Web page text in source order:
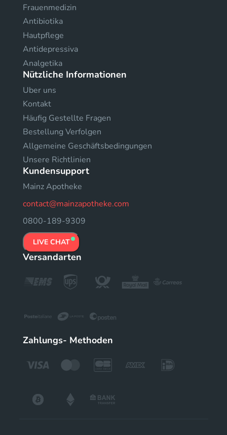
Frauenmedizin
Antibiotika
Hautpflege
Antidepressiva
Analgetika
Nützliche Informationen
Uber uns
Kontakt
Häufig Gestellte Fragen
Bestellung Verfolgen
Allgemeine Geschäftsbedingungen
Unsere Richtlinien
Kundensupport
Mainz Apotheke
contact@mainzapotheke.com
0800-189-9309
LIVE CHAT
Versandarten
Zahlungs- Methoden